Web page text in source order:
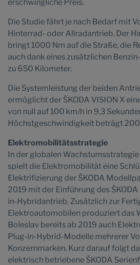
erschwingliche Preis.
Die Studie fährt je nach Bedarf mit
Hinterrad- oder Allradantrieb. Der
bringt 1000 Nm auf die Straße, die
auch dank eines zusätzlichen
zu 650 Kilometer.
Die Systemleistung der beiden
ermöglicht der ŠKODA VISION X
von null auf 100 km/h in 9,3
Höchstgeschwindigkeit beträgt
Elektromobilitätsstrategie
In der globalen Wachstumsstrategie
spielt die Elektromobilität eine
Elektrifizierung der ŠKODA
2019 mit der Einführung des
in-Hybridantrieb. Zusätzlich zur
Elektroautomobilen produziert das
Boleslav bereits ab 2019 auch
Plug-in-Hybrid-Modelle mehrerer
Konzernmarken. Kurz darauf folgt
elektrisch betriebene ŠKODA